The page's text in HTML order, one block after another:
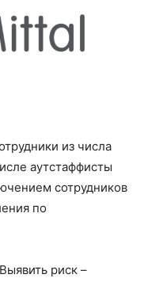
из числа
аутстаффисты
сотрудников
по
риск –